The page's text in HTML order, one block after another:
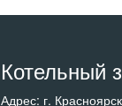
Котельный
Адрес: г.